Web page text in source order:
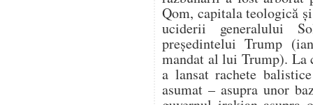
Qom, capitala teologică
uciderii generalului
președintelui Trump
mandat al lui Trump). La
a lansat rachete
asumat – asupra unor